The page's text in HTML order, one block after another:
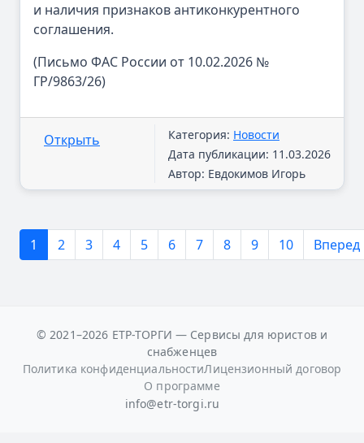
и наличия признаков антиконкурентного
соглашения.
(Письмо ФАС России от 10.02.2026 №
ГР/9863/26)
Открыть Категория: Новости
Дата публикации: 11.03.2026
Автор: Евдокимов Игорь
1 2 3 4 5 6 7 8 9 10 Вперед
© 2021–2026 ЕТР-ТОРГИ — Сервисы для юристов и
снабженцев
Политика конфиденциальностиЛицензионный договор
О программе
info@etr-torgi.ru